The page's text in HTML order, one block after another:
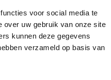
voor social media te
over uw gebruik van onze site
kunnen deze gegevens
verzameld op basis van